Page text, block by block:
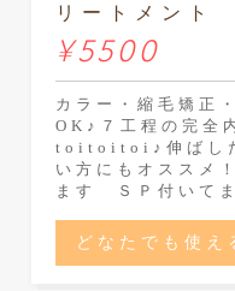
リートメント
¥5500
カラー・縮毛矯正
OK♪７工程の完全
toitoitoi♪伸ばした
い方にもオススメ
ます ＳＰ付いて
どなたでも使え